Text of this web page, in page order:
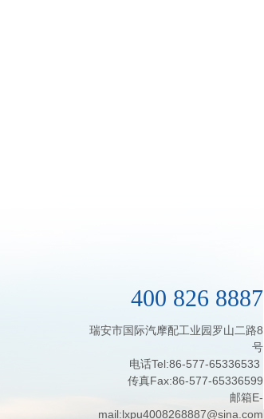
400 826 8887
瑞安市国际汽摩配工业园罗山二路8
号
电话Tel:86-577-65336533
传真Fax:86-577-65336599
邮箱E-
mail:lxpu4008268887@sina.com